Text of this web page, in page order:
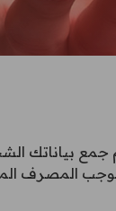
بياناتك
المصرف